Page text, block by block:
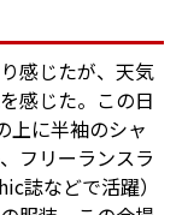
感じたが、天気
感じた。この日
上に半袖のシャ
フリーランスラ
誌などで活躍）